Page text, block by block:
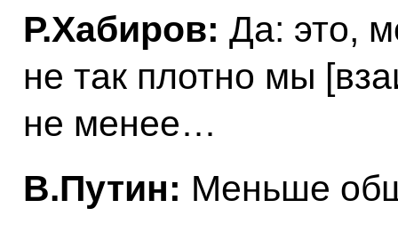
Р.Хабиров: Да: это,
не так плотно мы
не менее…
В.Путин: Меньше